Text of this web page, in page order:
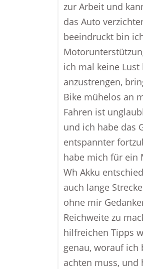
zur Arbeit und
das Auto
beeindruckt bin
ich mal keine
anzustrengen,
Bike mühelos an
Fahren ist
und ich habe das
entspannter
habe mich für ein
Wh Akku
auch lange
ohne mir
Reichweite zu
hilfreichen Tipps
genau, worauf ich
achten muss, und